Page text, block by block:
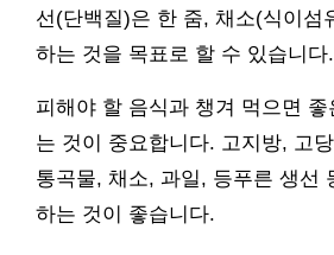
선(단백질)은 한 줌, 채소(식이섬
하는 것을 목표로 할 수 있습니다.
피해야 할 음식과 챙겨 먹으면
는 것이 중요합니다. 고지방, 고
통곡물, 채소, 과일, 등푸른 생선
하는 것이 좋습니다.